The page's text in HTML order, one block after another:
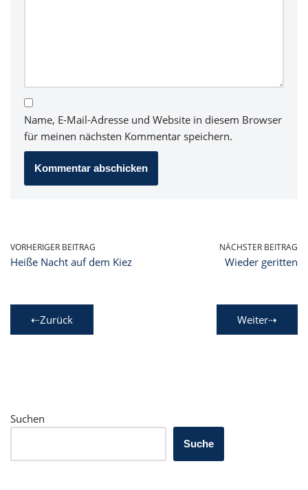
Name, E-Mail-Adresse und Website in diesem Browser
für meinen nächsten Kommentar speichern.
VORHERIGER BEITRAG
Heiße Nacht auf dem Kiez
NÄCHSTER BEITRAG
Wieder geritten
⇠Zurück Weiter⇢
Suchen
Suche